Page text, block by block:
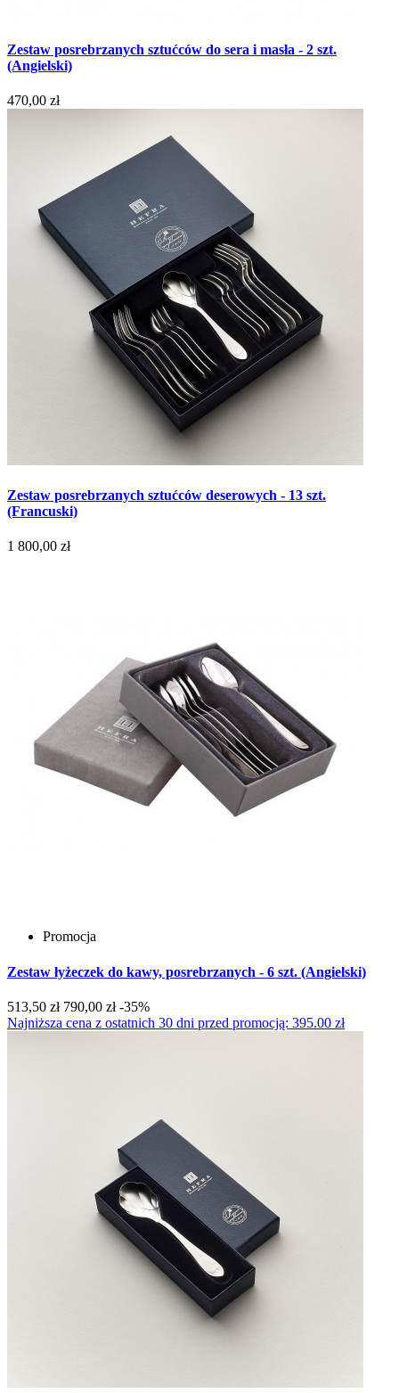
Zestaw posrebrzanych sztućców do sera i masła - 2 szt.
(Angielski)
470,00 zł
Zestaw posrebrzanych sztućców deserowych - 13 szt.
(Francuski)
1 800,00 zł
Promocja
Zestaw łyżeczek do kawy, posrebrzanych - 6 szt. (Angielski)
513,50 zł 790,00 zł -35%
Najniższa cena z ostatnich 30 dni przed promocją: 395.00 zł